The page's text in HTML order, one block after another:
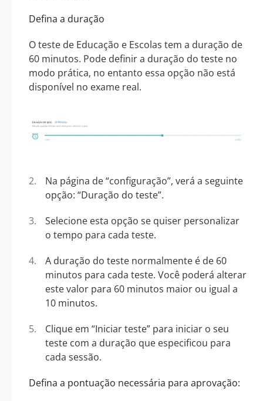
Defina a duração
O teste de Educação e Escolas tem a duração de
60 minutos. Pode definir a duração do teste no
modo prática, no entanto essa opção não está
disponível no exame real.
Na página de “configuração”, verá a seguinte
opção: “Duração do teste”.
Selecione esta opção se quiser personalizar
o tempo para cada teste.
A duração do teste normalmente é de 60
minutos para cada teste. Você poderá alterar
este valor para 60 minutos maior ou igual a
10 minutos.
Clique em “Iniciar teste” para iniciar o seu
teste com a duração que especificou para
cada sessão.
Defina a pontuação necessária para aprovação: